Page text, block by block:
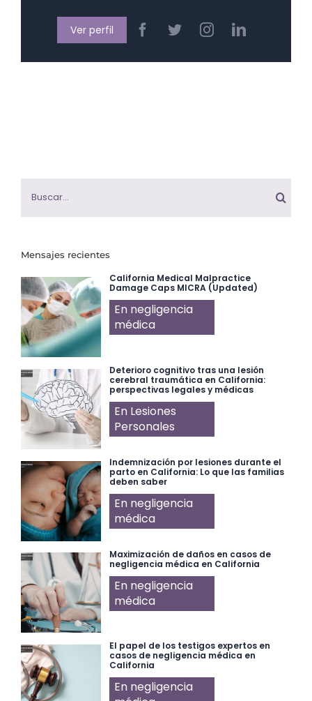
Ver perfil
Mensajes recientes
California Medical Malpractice
Damage Caps MICRA (Updated)
En negligencia
médica
Deterioro cognitivo tras una lesión
cerebral traumática en California:
perspectivas legales y médicas
En Lesiones
Personales
Indemnización por lesiones durante el
parto en California: Lo que las familias
deben saber
En negligencia
médica
Maximización de daños en casos de
negligencia médica en California
En negligencia
médica
El papel de los testigos expertos en
casos de negligencia médica en
California
En negligencia